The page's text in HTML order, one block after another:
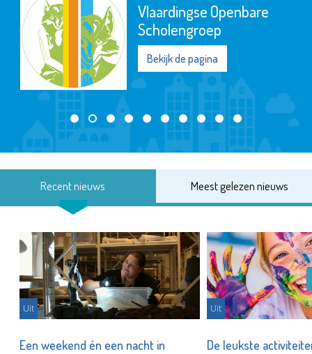
Vlaardingse Openbare
Scholengroep
Bekijk de pagina
Recent nieuws Meest gelezen nieuws
Uit
Een weekend én een nacht in
Uit
De leukste